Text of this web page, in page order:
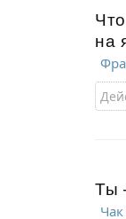
на
Ты